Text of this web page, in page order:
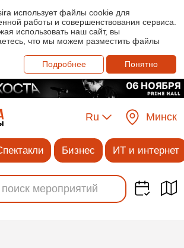
использует файлы cookie для
работы и совершенствования сервиса.
использовать наш сайт, вы
что мы можем разместить файлы
Подробнее
Понятно
Ru Минск
Бизнес ИТ и интернет